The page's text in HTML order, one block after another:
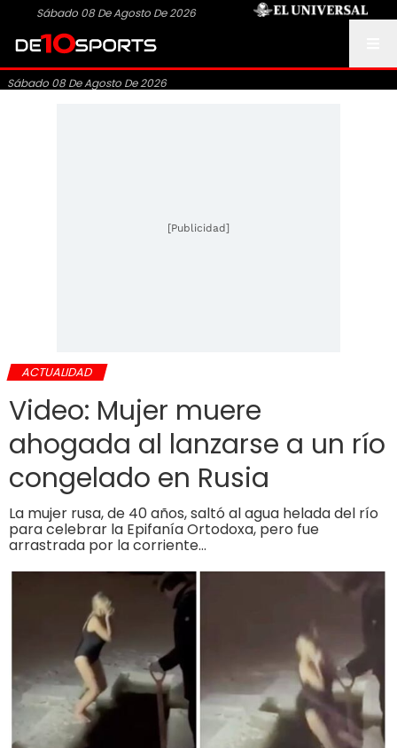
Sábado 08 De Agosto De 2026
Sábado 08 De Agosto De 2026
[Publicidad]
ACTUALIDAD
Video: Mujer muere
ahogada al lanzarse a un río
congelado en Rusia
La mujer rusa, de 40 años, saltó al agua helada del río
para celebrar la Epifanía Ortodoxa, pero fue
arrastrada por la corriente…